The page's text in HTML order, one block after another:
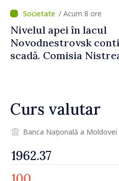
viceprim-ministrului
reprezentanta
PNUD în Republica
Daniela Gasparikova
/ Acum 8 ore
Nivelul apei în lacul
Novodnestrovsk
scadă. Comisia
Curs valutar
Banca Națională a Moldovei